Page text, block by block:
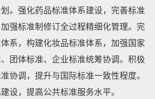
。强化药品标准体系建设，完善标准
强标准制修订全过程精细化管理。完
系，构建化妆品标准体系，加强国家
团体标准、企业标准统筹协调。积极
协调，提升与国际标准一致性程度。
设，提高公共标准服务水平。